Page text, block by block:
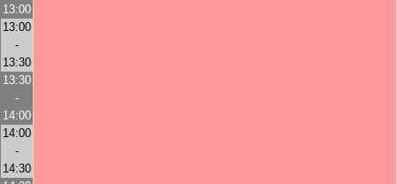
13:00
13:00
-
13:30
13:30
-
14:00
14:00
-
14:30